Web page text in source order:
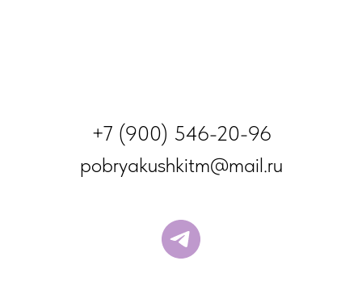
+7 (900) 546-20-96
pobryakushkitm@mail.ru